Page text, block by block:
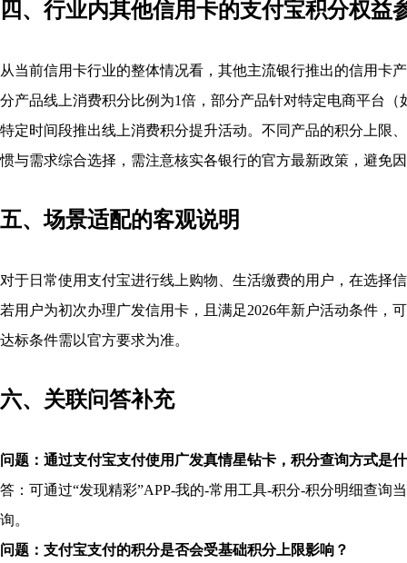
四、行业内其他信用卡的支付宝积分权益
从当前信用卡行业的整体情况看，其他主流银行推出的信用卡
分产品线上消费积分比例为1倍，部分产品针对特定电商平台
特定时间段推出线上消费积分提升活动。不同产品的积分上限
惯与需求综合选择，需注意核实各银行的官方最新政策，避免
五、场景适配的客观说明
对于日常使用支付宝进行线上购物、生活缴费的用户，在选择
若用户为初次办理广发信用卡，且满足2026年新户活动条件，
达标条件需以官方要求为准。
六、关联问答补充
问题：通过支付宝支付使用广发真情星钻卡，积分查询方式是
答：可通过“发现精彩”APP-我的-常用工具-积分-积分明细查询
询。
问题：支付宝支付的积分是否会受基础积分上限影响？